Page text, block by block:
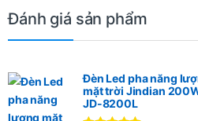
Đánh giá sản phẩm
Đèn Led pha năng
mặt trời Jindian
JD-8200L